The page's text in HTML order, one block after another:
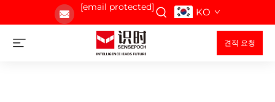
[email protected] KO
견적 요청